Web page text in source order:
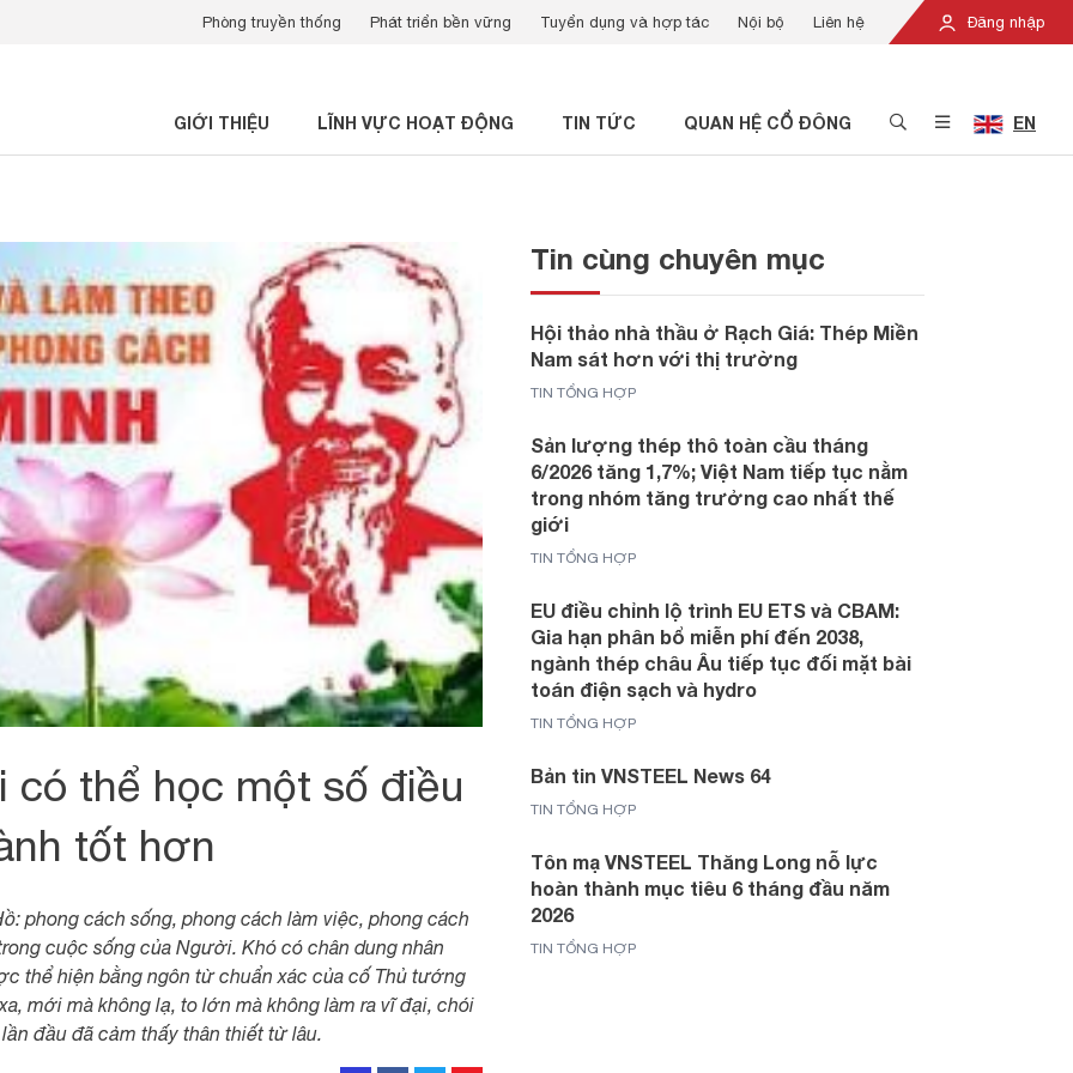
Đăng nhập
Phòng truyền thống Phát triển bền vững Tuyển dụng và hợp tác Nội bộ Liên hệ
GIỚI THIỆU LĨNH VỰC HOẠT ĐỘNG TIN TỨC QUAN HỆ CỔ ĐÔNG EN
thể học một số điều
tốt hơn
phong cách sống, phong cách làm việc, phong cách
cuộc sống của Người. Khó có chân dung nhân
thể hiện bằng ngôn từ chuẩn xác của cố Thủ tướng
mới mà không lạ, to lớn mà không làm ra vĩ đại, chói
đầu đã cảm thấy thân thiết từ lâu.
Tin cùng chuyên mục
Hội thảo nhà thầu ở Rạch Giá: Thép Miền
Nam sát hơn với thị trường
TIN TỔNG HỢP
Sản lượng thép thô toàn cầu tháng
6/2026 tăng 1,7%; Việt Nam tiếp tục nằm
trong nhóm tăng trưởng cao nhất thế
giới
TIN TỔNG HỢP
EU điều chỉnh lộ trình EU ETS và CBAM:
Gia hạn phân bổ miễn phí đến 2038,
ngành thép châu Âu tiếp tục đối mặt bài
toán điện sạch và hydro
TIN TỔNG HỢP
Bản tin VNSTEEL News 64
TIN TỔNG HỢP
Tôn mạ VNSTEEL Thăng Long nỗ lực
hoàn thành mục tiêu 6 tháng đầu năm
2026
TIN TỔNG HỢP